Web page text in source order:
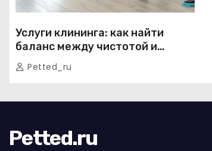
Услуги клининга: как найти
баланс между чистотой и
свободным временем
Petted_ru
Petted.ru